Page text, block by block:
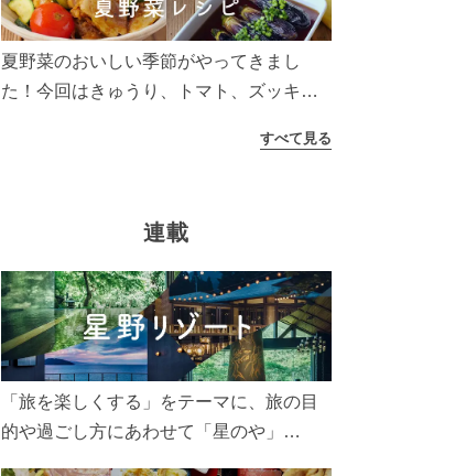
夏野菜のおいしい季節がやってきまし
た！今回はきゅうり、トマト、ズッキー
太陽の光をたっぷりあびた夏野菜は栄養
すべて見る
連載
「旅を楽しくする」をテーマに、旅の目
的や過ごし方にあわせて「星のや」